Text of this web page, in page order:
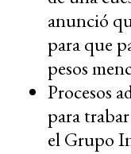
anunció
para que
pesos
Procesos
para
el Grupo